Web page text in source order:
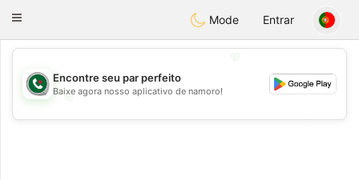
Weshrak
Toggle
Mode Entrar
💖
💕
Encontre seu par perfeito
Baixe agora nosso aplicativo de namoro!